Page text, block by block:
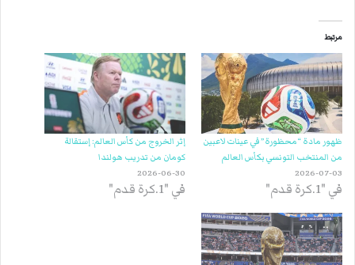
مرتبط
ظهور مادة “محظورة” في عينات لاعبين
من المنتخب التونسي بكأس العالم
2026-07-03
في "1.كرة قدم"
إثر الخروج من كأس العالم: إستقالة
كومان من تدريب هولندا
2026-06-30
في "1.كرة قدم"